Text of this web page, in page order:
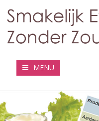
MENU